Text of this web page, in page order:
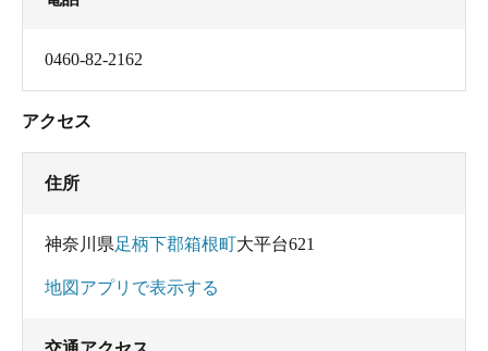
0460-82-2162
アクセス
住所
神奈川県足柄下郡箱根町大平台621
地図アプリで表示する